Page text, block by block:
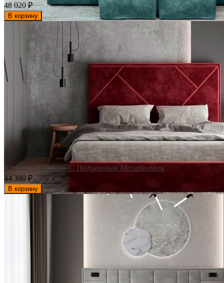
48 020₽
В корзину
Кровать «Верона» С Подъемным Механизмом
44 380 ₽
В корзину